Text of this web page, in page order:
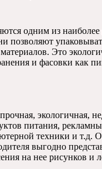
одним из
позволяют
Это
и фасовки как
экологичная,
питания,
техники и т.д.
выгодно
на нее рисунков и